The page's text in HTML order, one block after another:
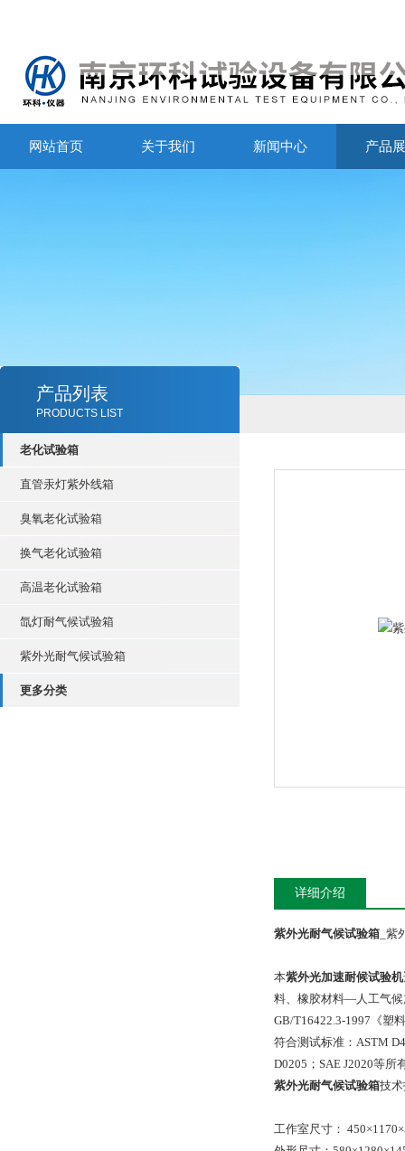
网站首页 关于我们 新闻中心 产品
产品列表
PRODUCTS LIST
老化试验箱
直管汞灯紫外线箱
臭氧老化试验箱
换气老化试验箱
高温老化试验箱
氙灯耐气候试验箱
紫外光耐气候试验箱
更多分类
详细介绍
紫外光耐气候试验箱 _
本紫外光加速耐候试验机
料、橡胶材料—人工气候
GB/T16422.3-1997《塑
符合测试标准：ASTM
D0205；SAE J2020等所
紫外光耐气候试验箱技
工作室尺寸：